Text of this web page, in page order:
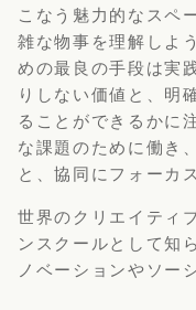
こなう魅力的なスペ
雑な物事を理解しよ
めの最良の手段は実
りしない価値と、明
ることができるかに
な課題のために働き
と、協同にフォーカ
世界のクリエイティ
ンスクールとして知
ノベーションやソー